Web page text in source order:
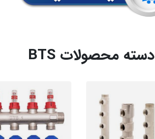
دسته محصولات BTS